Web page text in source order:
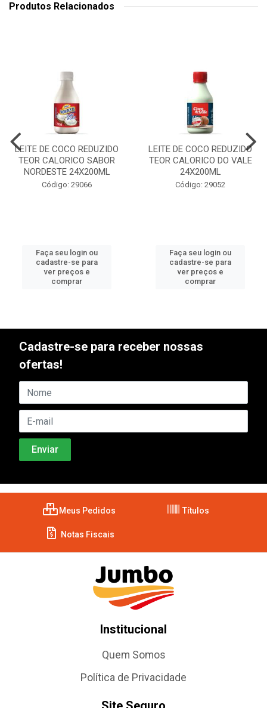
Produtos Relacionados
LEITE DE COCO REDUZIDO
TEOR CALORICO SABOR
NORDESTE 24X200ML
Código: 29066
Faça seu login ou
cadastre-se para
ver preços e
comprar
LEITE DE COCO REDUZIDO
TEOR CALORICO DO VALE
24X200ML
Código: 29052
Faça seu login ou
cadastre-se para
ver preços e
comprar
Cadastre-se para receber nossas
ofertas!
Meus Pedidos Títulos
Notas Fiscais
Institucional
Quem Somos
Política de Privacidade